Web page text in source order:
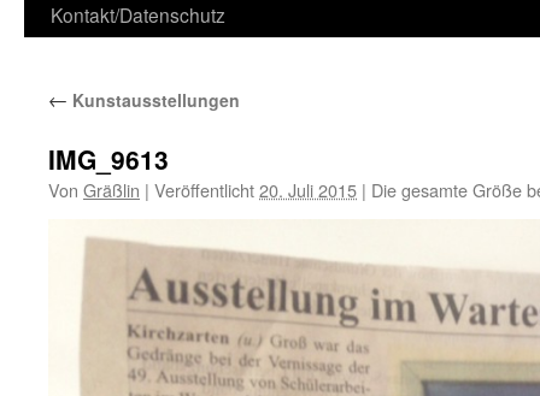
Inhalt
Kontakt/Datenschutz
← Kunstausstellungen
IMG_9613
Von Gräßlin | Veröffentlicht20. Juli 2015 | Die gesamte Größe